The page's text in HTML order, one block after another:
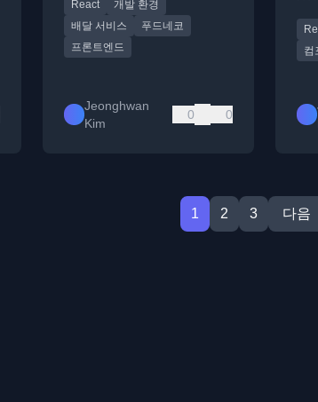
런 목표는 달성보다는 방향에
의미가 있는 것 같다. 마치 옛
뱃사람들의 북극성처럼 말이
다. #재택근무 2020년 가장 기
React
개발 환경
배달 서비스
푸드네코
프론트엔드
Jeonghwan
Kim
0 0
설
컴
1 2 3 다음